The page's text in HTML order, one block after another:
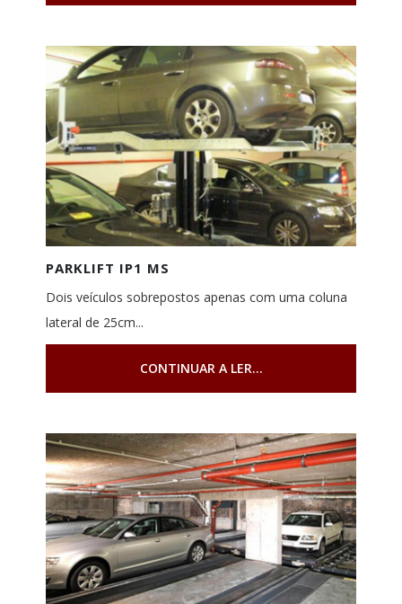
PARKLIFT IP1 MS
Dois veículos sobrepostos apenas com uma coluna
lateral de 25cm...
CONTINUAR A LER...